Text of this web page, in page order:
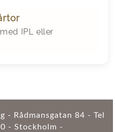
IPL eller
- Rådmansgatan 84 - Tel
- Stockholm -